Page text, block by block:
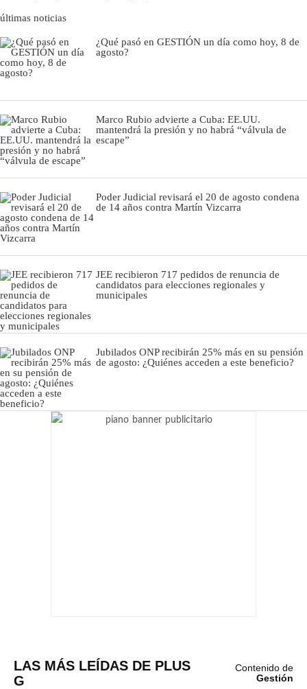
últimas noticias
¿Qué pasó en GESTIÓN un día como hoy, 8 de
agosto?
Marco Rubio advierte a Cuba: EE.UU.
mantendrá la presión y no habrá “válvula de
escape”
Poder Judicial revisará el 20 de agosto condena
de 14 años contra Martín Vizcarra
JEE recibieron 717 pedidos de renuncia de
candidatos para elecciones regionales y
municipales
Jubilados ONP recibirán 25% más en su pensión
de agosto: ¿Quiénes acceden a este beneficio?
LAS MÁS LEÍDAS DE PLUS
G
Contenido de
Gestión